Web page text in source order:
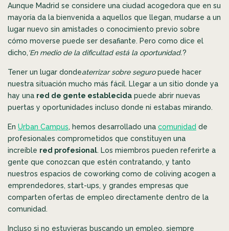
Aunque Madrid se considere una ciudad acogedora que en su
mayoría da la bienvenida a aquellos que llegan, mudarse a un
lugar nuevo sin amistades o conocimiento previo sobre
cómo moverse puede ser desafiante. Pero como dice el
dicho,‘En medio de la dificultad está la oportunidad.’?
Tener un lugar dondeaterrizar sobre seguropuede hacer
nuestra situación mucho más fácil. Llegar a un sitio donde ya
hay una red de gente establecida puede abrir nuevas
puertas y oportunidades incluso donde ni estabas mirando.
En Urban Campus, hemos desarrollado una comunidad de
profesionales comprometidos que constituyen una
increíble red profesional. Los miembros pueden referirte a
gente que conozcan que estén contratando, y tanto
nuestros espacios de coworking como de coliving acogen a
emprendedores, start-ups, y grandes empresas que
comparten ofertas de empleo directamente dentro de la
comunidad.
Incluso si no estuvieras buscando un empleo, siempre